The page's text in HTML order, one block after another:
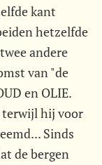
kant
hetzelfde
andere
van "de
en OLIE.
terwijl hij voor
Sinds
de bergen